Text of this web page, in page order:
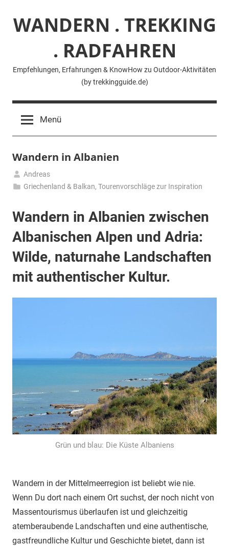
Inhalt
springenWANDERN . TREKKING
. RADFAHREN
Empfehlungen, Erfahrungen & KnowHow zu Outdoor-Aktivitäten
(by trekkingguide.de)
Menü
Wandern in Albanien
11.
2024
Andreas
Griechenland & Balkan,Tourenvorschläge zur Inspiration
Wandern in Albanien zwischen
Albanischen Alpen und Adria:
Wilde, naturnahe Landschaften
mit authentischer Kultur.
Grün und blau: Die Küste Albaniens
Wandern in der Mittelmeerregion ist beliebt wie nie.
Wenn Du dort nach einem Ort suchst, der noch nicht von
Massentourismus überlaufen ist und gleichzeitig
atemberaubende Landschaften und eine authentische,
gastfreundliche Kultur und Geschichte bietet, dann ist